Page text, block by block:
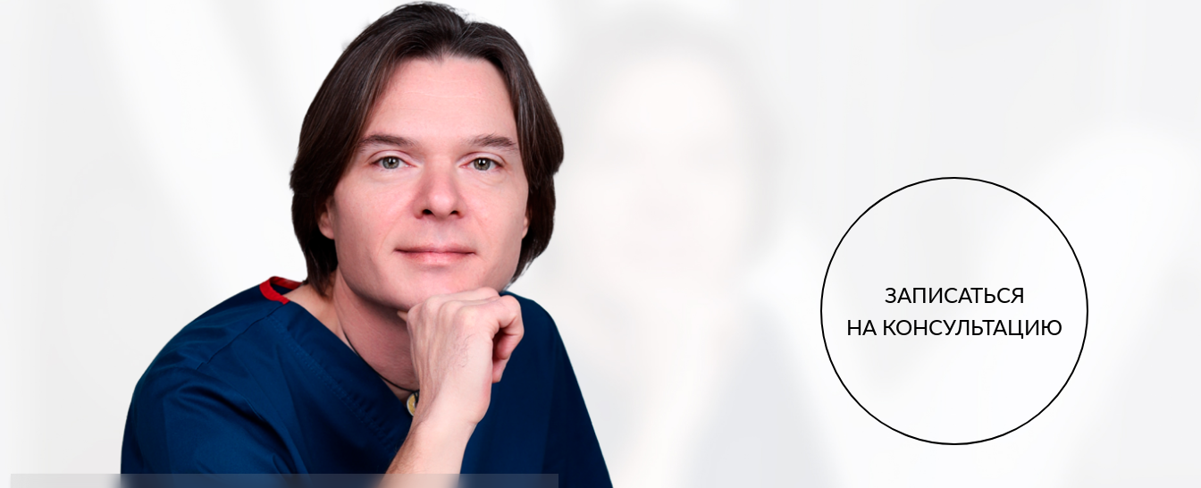
ЗАПИСАТЬСЯ
НА КОНСУЛЬТАЦИЮ